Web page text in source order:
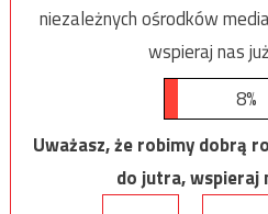
niezależnych ośrodków
wspieraj nas
8%
Uważasz, że robimy dobrą
do jutra, wspieraj